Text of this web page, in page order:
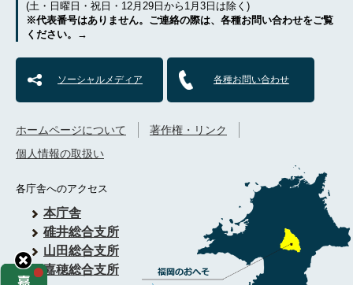
(土・日曜日・祝日・12月29日から1月3日は除く)
※代表番号はありません。ご連絡の際は、各種お問い合わせをご覧
ください。→
ソーシャルメディア 各種お問い合わせ
各庁舎へのアクセス
本庁舎
碓井総合支所
山田総合支所
嘉穂総合支所
ホームページについて
著作権・リンク
個人情報の取扱い